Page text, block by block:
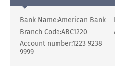
Bank Name:American Bank
Branch Code:ABC1220
Account number:1223 9238
9999